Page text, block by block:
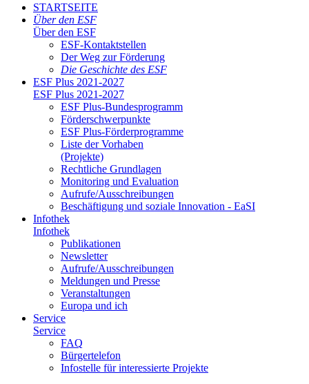
STARTSEITE
Über den ESF
Über den ESF
ESF-Kon­takt­stel­len
Der Weg zur För­de­rung
Die Ge­schich­te des ESF
ESF Plus 2021-2027
ESF Plus 2021-2027
ESF Plus-Bun­des­pro­gramm
För­der­schwer­punk­te
ESF Plus-För­der­pro­gram­me
Lis­te der Vor­ha­ben
(Pro­jek­te)
Recht­li­che Grund­la­gen
Mo­ni­to­ring und Eva­lua­ti­on
Auf­ru­fe/Aus­schrei­bun­gen
Be­schäf­ti­gung und so­zia­le In­no­va­ti­on - Ea­SI
In­fo­thek
In­fo­thek
Pu­bli­ka­tio­nen
Newslet­ter
Auf­ru­fe/Aus­schrei­bun­gen
Mel­dun­gen und Pres­se
Ver­an­stal­tun­gen
Eu­ro­pa und ich
Ser­vice
Ser­vice
FAQ
Bür­ger­te­le­fon
In­fo­stel­le für in­ter­es­sier­te Pro­jek­te